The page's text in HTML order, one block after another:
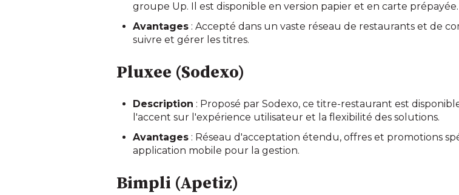
groupe Up. Il est disponible en version papier et en carte prépayée.
Avantages : Accepté dans un vaste réseau de restaurants et de
suivre et gérer les titres.
Pluxee (Sodexo)
Description : Proposé par Sodexo, ce titre-restaurant est
l'accent sur l'expérience utilisateur et la flexibilité des solutions.
Avantages : Réseau d'acceptation étendu, offres et promotions
application mobile pour la gestion.
Bimpli (Apetiz)